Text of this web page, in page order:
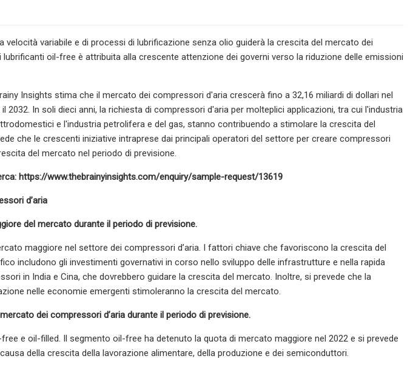
velocità variabile e di processi di lubrificazione senza olio guiderà la crescita del mercato dei
oil-free è attribuita alla crescente attenzione dei governi verso la riduzione delle emissioni
Insights stima che il mercato dei compressori d'aria crescerà fino a 32,16 miliardi di dollari nel
2032. In soli dieci anni, la richiesta di compressori d'aria per molteplici applicazioni, tra cui l'industria
e l'industria petrolifera e del gas, stanno contribuendo a stimolare la crescita del
che le crescenti iniziative intraprese dai principali operatori del settore per creare compressori
del mercato nel periodo di previsione.
https://www.thebrainyinsights.com/enquiry/sample-request/13619
d’aria
del mercato durante il periodo di previsione.
maggiore nel settore dei compressori d’aria. I fattori chiave che favoriscono la crescita del
includono gli investimenti governativi in ​​corso nello sviluppo delle infrastrutture e nella rapida
in India e Cina, che dovrebbero guidare la crescita del mercato. Inoltre, si prevede che la
nelle economie emergenti stimoleranno la crescita del mercato.
dei compressori d’aria durante il periodo di previsione.
e oil-filled. Il segmento oil-free ha detenuto la quota di mercato maggiore nel 2022 e si prevede
della crescita della lavorazione alimentare, della produzione e dei semiconduttori.